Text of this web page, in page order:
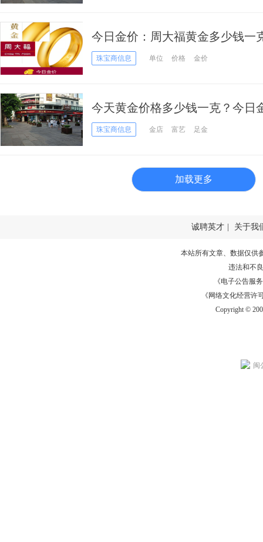
今日金价：周大福黄金多少钱一
表（2020年12月22日）
珠宝商信息 单位 价格 金价
今天黄金价格多少钱一克？今日
22日
珠宝商信息 金店 富艺 足金
加载更多
诚聘英才 关于我
本站所有文章、数据仅供
违法和不
《电子公告服务
《网络文化经营许
Copyright ©
闽